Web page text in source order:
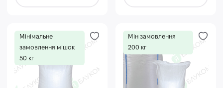
Мінімальне
замовлення мішок
50 кг
Мін замовлення
200 кг